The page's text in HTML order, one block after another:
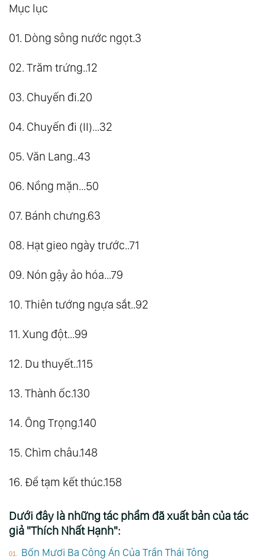
Mục lục
01. Dòng sông nước ngọt.3
02. Trăm trứng..12
03. Chuyến đi.20
04. Chuyến đi (II)...32
05. Văn Lang..43
06. Nồng mặn...50
07. Bánh chưng.63
08. Hạt gieo ngày trước..71
09. Nón gậy ảo hóa...79
10. Thiên tướng ngựa sắt..92
11. Xung đột...99
12. Du thuyết..115
13. Thành ốc.130
14. Ông Trọng.140
15. Chìm châu.148
16. Để tạm kết thúc.158
Dưới đây là những tác phẩm đã xuất bản của tác
giả "Thích Nhất Hạnh":
Bốn Mươi Ba Công Án Của Trần Thái Tông